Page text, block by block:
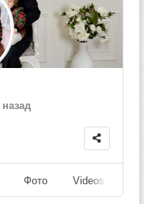
назад
Фото Videos